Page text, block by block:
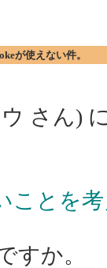
が使えない件。
さん)
ことを
すか。